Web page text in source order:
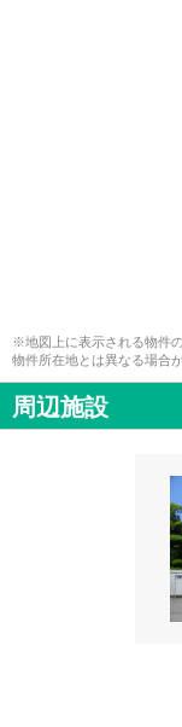
※地図上に表示される物件
物件所在地とは異なる場合
周辺施設